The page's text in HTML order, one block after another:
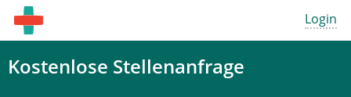
Login
Kostenlose Stellenanfrage